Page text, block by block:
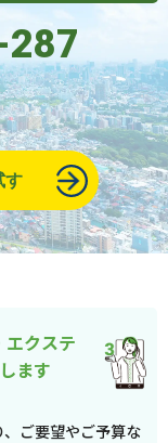
す
エクステ
ます
ご要望やご予算な